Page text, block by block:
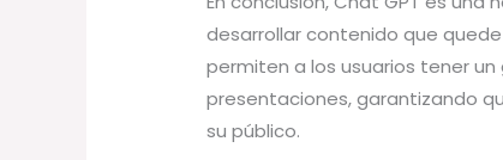
desarrollar contenido que
permiten a los usuarios tener
presentaciones, garantizando
su público.